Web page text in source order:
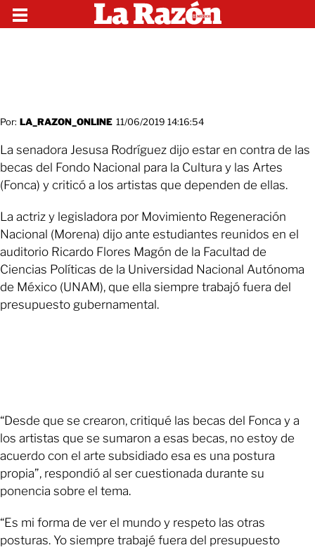
Por: LA_RAZON_ONLINE 11/06/2019 14:16:54
La senadora Jesusa Rodríguez dijo estar en contra de las
becas del Fondo Nacional para la Cultura y las Artes
(Fonca) y criticó a los artistas que dependen de ellas.
La actriz y legisladora por Movimiento Regeneración
Nacional (Morena) dijo ante estudiantes reunidos en el
auditorio Ricardo Flores Magón de la Facultad de
Ciencias Políticas de la Universidad Nacional Autónoma
de México (UNAM), que ella siempre trabajó fuera del
presupuesto gubernamental.
“Desde que se crearon, critiqué las becas del Fonca y a
los artistas que se sumaron a esas becas, no estoy de
acuerdo con el arte subsidiado esa es una postura
propia”, respondió al ser cuestionada durante su
ponencia sobre el tema.
“Es mi forma de ver el mundo y respeto las otras
posturas. Yo siempre trabajé fuera del presupuesto